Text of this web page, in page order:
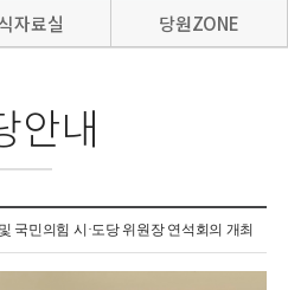
자료실 당원ZONE
안내
국민의힘 시·도당 위원장 연석회의 개최